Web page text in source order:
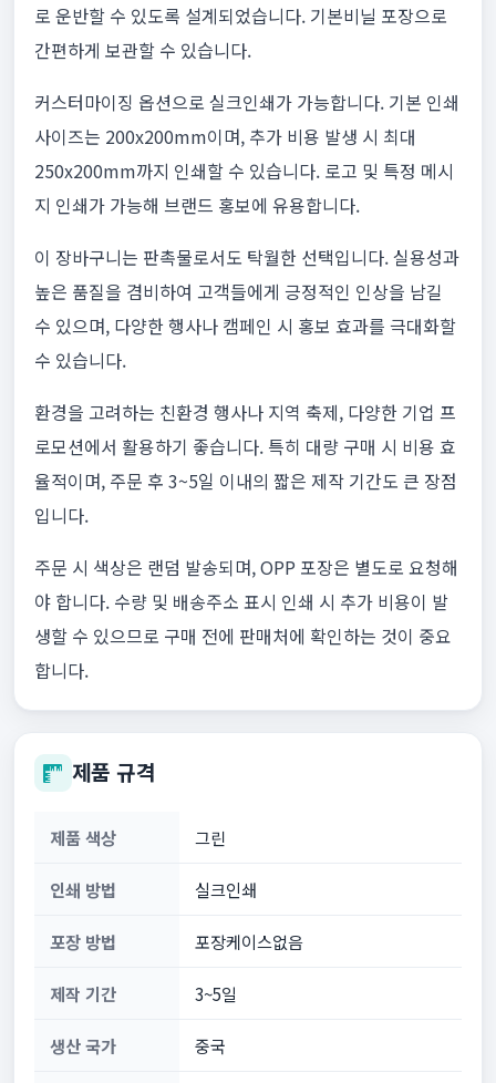
로 운반할 수 있도록 설계되었습니다. 기본비닐 포장으로
간편하게 보관할 수 있습니다.
커스터마이징 옵션으로 실크인쇄가 가능합니다. 기본 인쇄
사이즈는 200x200mm이며, 추가 비용 발생 시 최대
250x200mm까지 인쇄할 수 있습니다. 로고 및 특정 메시
지 인쇄가 가능해 브랜드 홍보에 유용합니다.
이 장바구니는 판촉물로서도 탁월한 선택입니다. 실용성과
높은 품질을 겸비하여 고객들에게 긍정적인 인상을 남길
수 있으며, 다양한 행사나 캠페인 시 홍보 효과를 극대화할
수 있습니다.
환경을 고려하는 친환경 행사나 지역 축제, 다양한 기업 프
로모션에서 활용하기 좋습니다. 특히 대량 구매 시 비용 효
율적이며, 주문 후 3~5일 이내의 짧은 제작 기간도 큰 장점
입니다.
주문 시 색상은 랜덤 발송되며, OPP 포장은 별도로 요청해
야 합니다. 수량 및 배송주소 표시 인쇄 시 추가 비용이 발
생할 수 있으므로 구매 전에 판매처에 확인하는 것이 중요
합니다.
제품 규격
제품 색상 그린
인쇄 방법 실크인쇄
포장 방법 포장케이스없음
제작 기간 3~5일
생산 국가 중국